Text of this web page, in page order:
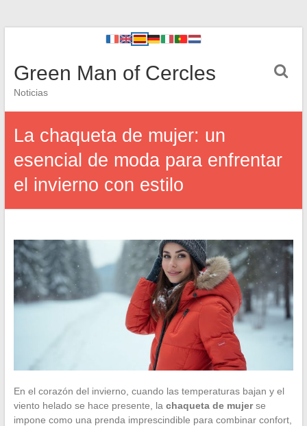
Green Man of Cercles
Noticias
La chaqueta de mujer: un
esencial de moda para enfrentar
el invierno con estilo
En el corazón del invierno, cuando las temperaturas bajan y el
viento helado se hace presente, la chaqueta de mujerse
impone como una prenda imprescindible para combinar confort,